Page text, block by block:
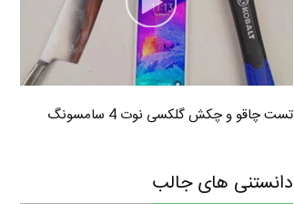
تست چاقو و چکش گلکسی نوت 4 سامسونگ
دانستنی های جالب